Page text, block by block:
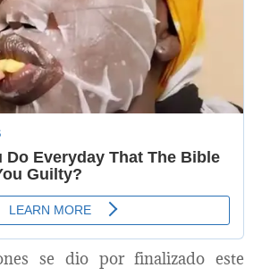
se dio por finalizado este